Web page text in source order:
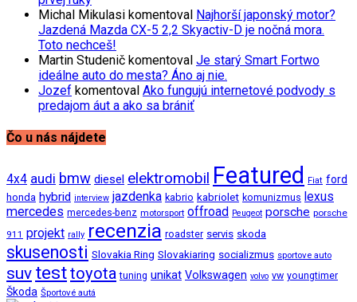
Michal Mikulasi komentoval Najhorší japonský motor?
Jazdená Mazda CX-5 2,2 Skyactiv-D je nočná mora.
Toto nechceš!
Martin Studenič komentoval Je starý Smart Fortwo
ideálne auto do mesta? Áno aj nie.
Jozef komentoval Ako fungujú internetové podvody s
predajom áut a ako sa brániť
Čo u nás nájdete
4x4 audi bmw diesel elektromobil Featured Fiat ford
honda hybrid interview jazdenka kabrio kabriolet komunizmus lexus
mercedes mercedes-benz motorsport offroad Peugeot porsche porsche
911 projekt rally recenzia roadster servis skoda
skusenosti Slovakia Ring Slovakiaring socializmus sportove auto
suv testtoyota tuning unikat Volkswagen volvo vw youngtimer
Škoda Športové autá